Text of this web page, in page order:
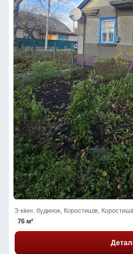
3-кімн. будинок, Коростишів,
76 м²